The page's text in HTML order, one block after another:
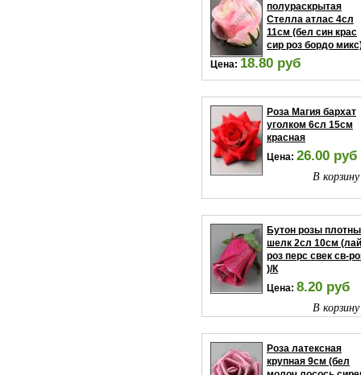
полураскрытая
Стелла атлас 4сл
11см (бел син крас
сир роз бордо
Цена: 18.80 руб
В
Роза Магия бархат
уголком 6сл 15см
красная
Цена: 26.00 руб
В
Бутон розы
шелк 2сл 10см
роз перс свек св-
)/К
Цена: 8.20 руб
В
Роза латексная
крупная 9см (бел